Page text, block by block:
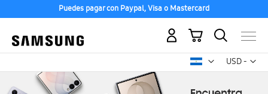
Puedes pagar con Paypal, Visa o Mastercard
USD -
dólar
Mi carrito